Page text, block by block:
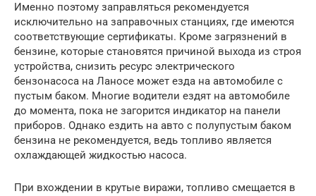
Именно поэтому заправляться рекомендуется
исключительно на заправочных станциях, где имеются
соответствующие сертификаты. Кроме загрязнений в
бензине, которые становятся причиной выхода из строя
устройства, снизить ресурс электрического
бензонасоса на Ланосе может езда на автомобиле с
пустым баком. Многие водители ездят на автомобиле
до момента, пока не загорится индикатор на панели
приборов. Однако ездить на авто с полупустым баком
бензина не рекомендуется, ведь топливо является
охлаждающей жидкостью насоса.
При вхождении в крутые виражи, топливо смещается в